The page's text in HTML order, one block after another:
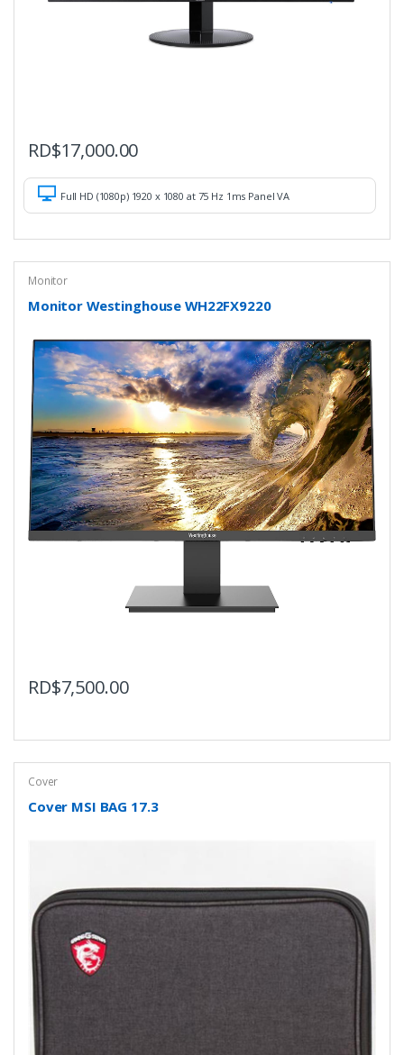
RD$17,000.00
Full HD (1080p) 1920 x 1080 at 75 Hz 1ms Panel VA
Monitor
Monitor Westinghouse WH22FX9220
RD$7,500.00
Cover
Cover MSI BAG 17.3